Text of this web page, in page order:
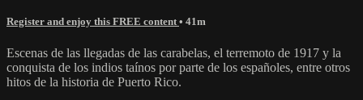
Register and enjoy this FREE content • 41m
Escenas de las llegadas de las carabelas, el terremoto de 1917 y la
conquista de los indios taínos por parte de los españoles, entre otros
hitos de la historia de Puerto Rico.